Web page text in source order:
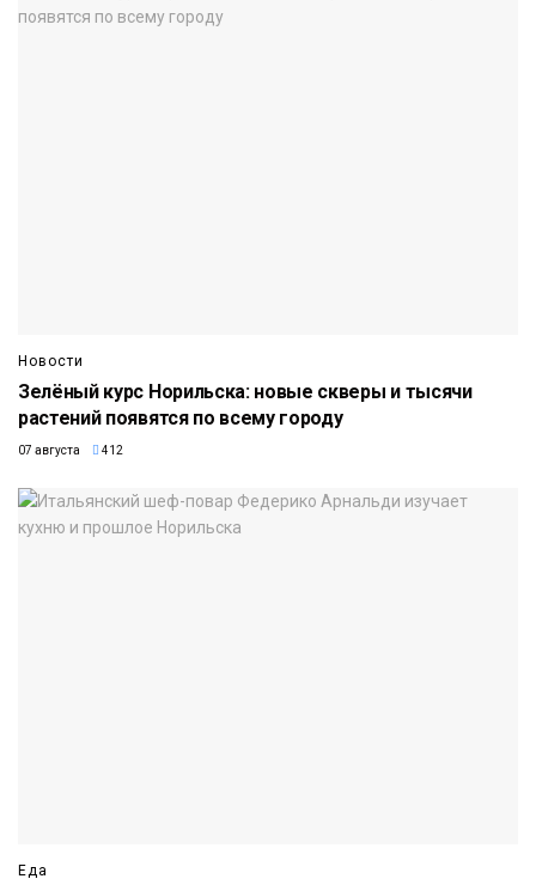
Новости
Зелёный курс Норильска: новые скверы и тысячи
растений появятся по всему городу
07 августа 412
Еда